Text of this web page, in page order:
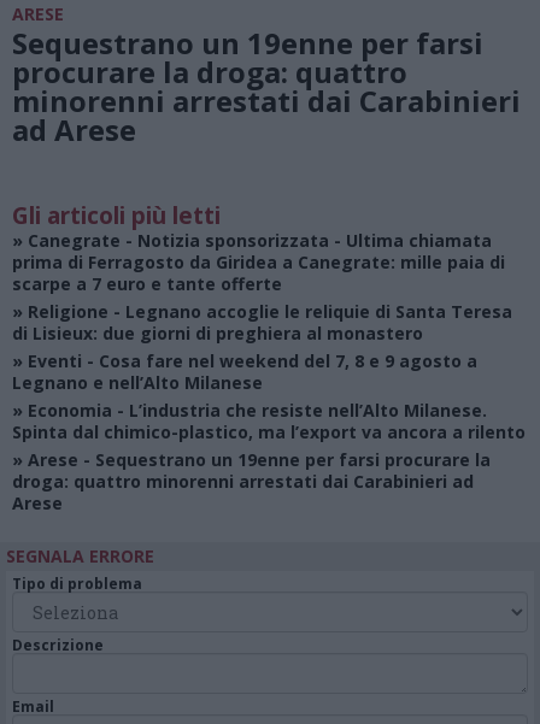
ARESE
Sequestrano un 19enne per farsi
procurare la droga: quattro
minorenni arrestati dai Carabinieri
ad Arese
Gli articoli più letti
» Canegrate - Notizia sponsorizzata - Ultima chiamata
prima di Ferragosto da Giridea a Canegrate: mille paia di
scarpe a 7 euro e tante offerte
» Religione - Legnano accoglie le reliquie di Santa Teresa
di Lisieux: due giorni di preghiera al monastero
» Eventi - Cosa fare nel weekend del 7, 8 e 9 agosto a
Legnano e nell’Alto Milanese
» Economia - L’industria che resiste nell’Alto Milanese.
Spinta dal chimico-plastico, ma l’export va ancora a rilento
» Arese - Sequestrano un 19enne per farsi procurare la
droga: quattro minorenni arrestati dai Carabinieri ad
Arese
SEGNALA ERRORE
Tipo di problema
Descrizione
Email